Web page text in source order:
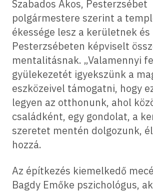
Szabados Ákos, Pesterzsébet
polgármestere szerint a
ékessége lesz a kerületnek és
Pesterzsébeten képviselt
mentalitásnak. „Valamennyi
gyülekezetét igyekszünk a
eszközeivel támogatni, hogy
legyen az otthonunk, ahol
családként, egy gondolat, a
szeretet mentén dolgozunk,
hozzá.
Az építkezés kiemelkedő
Bagdy Emőke pszichológus,